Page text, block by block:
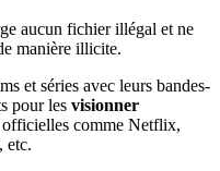
aucun fichier illégal et ne
manière illicite.
et séries avec leurs bandes-
pour les visionner
comme Netflix,
etc.